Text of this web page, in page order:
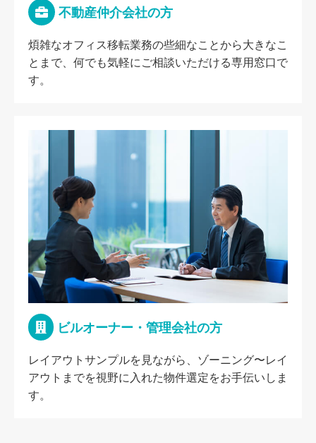
不動産仲介会社の方
煩雑なオフィス移転業務の些細なことから大きなこ
とまで、何でも気軽にご相談いただける専用窓口で
す。
ビルオーナー・管理会社の方
レイアウトサンプルを見ながら、ゾーニング〜レイ
アウトまでを視野に入れた物件選定をお手伝いしま
す。